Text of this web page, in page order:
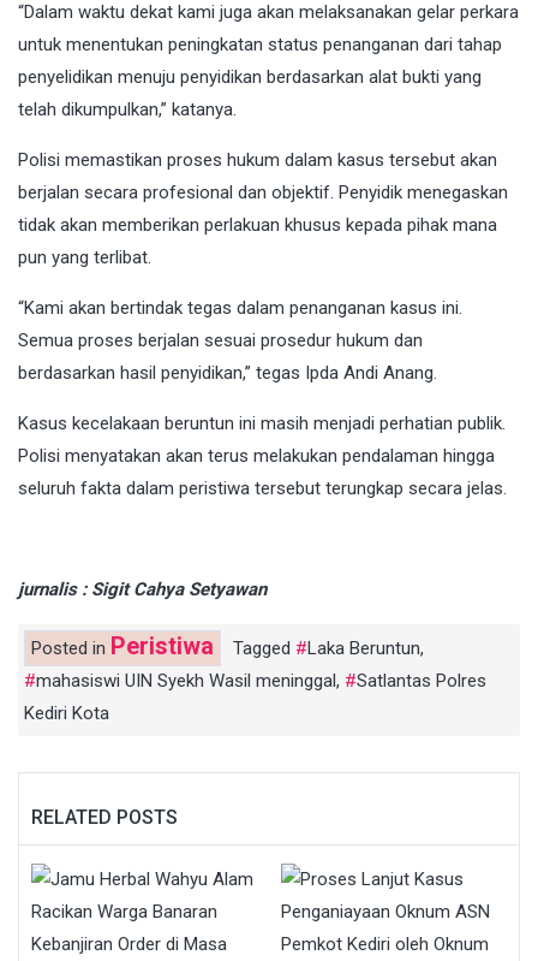
“Dalam waktu dekat kami juga akan melaksanakan gelar perkara
untuk menentukan peningkatan status penanganan dari tahap
penyelidikan menuju penyidikan berdasarkan alat bukti yang
telah dikumpulkan,” katanya.
Polisi memastikan proses hukum dalam kasus tersebut akan
berjalan secara profesional dan objektif. Penyidik menegaskan
tidak akan memberikan perlakuan khusus kepada pihak mana
pun yang terlibat.
“Kami akan bertindak tegas dalam penanganan kasus ini.
Semua proses berjalan sesuai prosedur hukum dan
berdasarkan hasil penyidikan,” tegas Ipda Andi Anang.
Kasus kecelakaan beruntun ini masih menjadi perhatian publik.
Polisi menyatakan akan terus melakukan pendalaman hingga
seluruh fakta dalam peristiwa tersebut terungkap secara jelas.
jurnalis : Sigit Cahya Setyawan
Posted in Peristiwa Tagged Laka Beruntun,
mahasiswi UIN Syekh Wasil meninggal,
Satlantas Polres
Kediri Kota
RELATED POSTS